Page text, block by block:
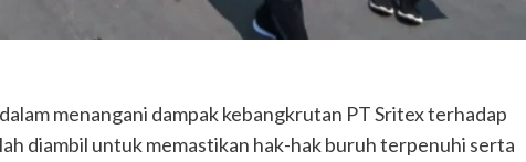
menangani dampak kebangkrutan PT Sritex terhadap
diambil untuk memastikan hak-hak buruh terpenuhi serta